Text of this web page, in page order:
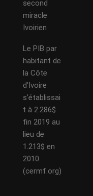
second
miracle
Ivoirien
Le PIB par
habitant de
la Côte
d’Ivoire
s’établissai
t à 2.286$
fin 2019 au
lieu de
1.213$ en
2010.
(cermf.org)